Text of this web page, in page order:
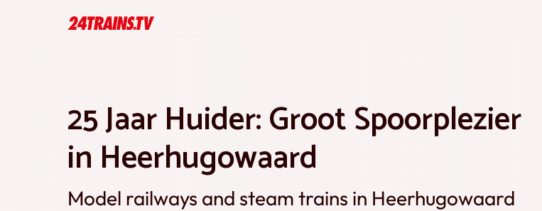
25 Jaar Huider: Groot Spoorplezier
in Heerhugowaard
Model railways and steam trains in Heerhugowaard